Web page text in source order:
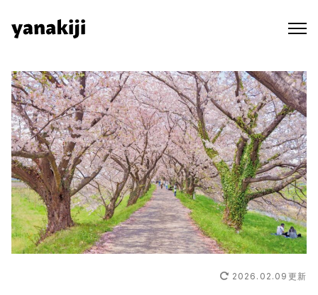
content
2026.02.09 更新